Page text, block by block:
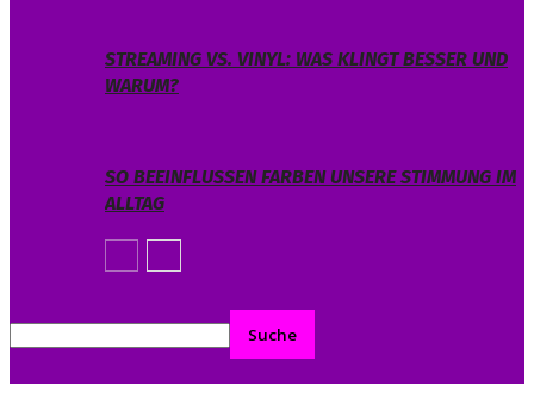
STREAMING VS. VINYL: WAS KLINGT BESSER UND
WARUM?
SO BEEINFLUSSEN FARBEN UNSERE STIMMUNG IM
ALLTAG